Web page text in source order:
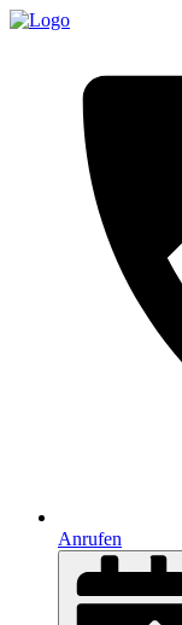
Anrufen